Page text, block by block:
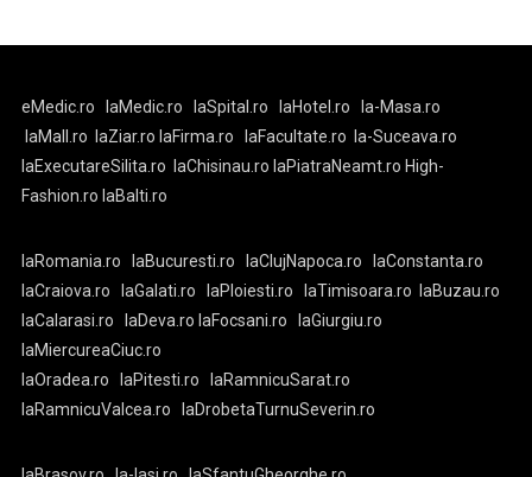
eMedic.ro laMedic.ro laSpital.ro laHotel.ro
la-Masa.ro
laMall.ro
laZiar.ro laFirma.ro laFacultate.ro
la-Suceava.ro
laExecutareSilita.ro
laChisinau.ro laPiatraNeamt.ro High-
Fashion.ro laBalti.ro
laRomania.ro laBucuresti.ro laClujNapoca.ro
laConstanta.ro
laCraiova.ro
laGalati.ro laPloiesti.ro laTimisoara.ro
laBuzau.ro
laCalarasi.ro
laDeva.ro laFocsani.ro
laGiurgiu.ro
laMiercureaCiuc.ro
laOradea.ro
laPitesti.ro
laRamnicuSarat.ro
laRamnicuValcea.ro
laDrobetaTurnuSeverin.ro